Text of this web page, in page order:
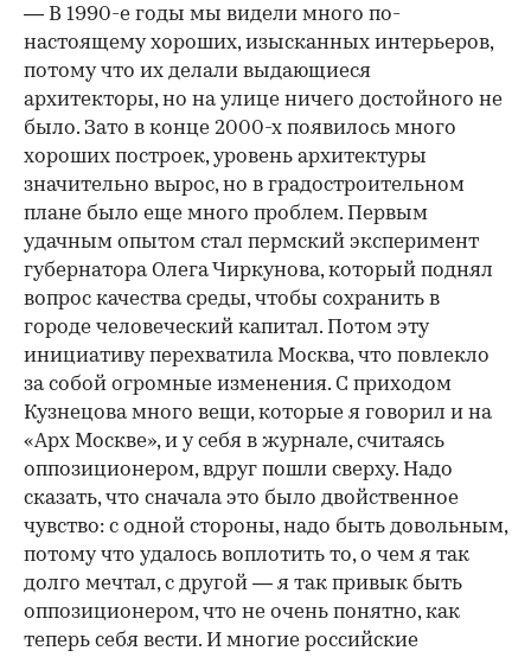
— В 1990-е годы мы видели много по-
настоящему хороших, изысканных интерьеров,
потому что их делали выдающиеся
архитекторы, но на улице ничего достойного не
было. Зато в конце 2000-х появилось много
хороших построек, уровень архитектуры
значительно вырос, но в градостроительном
плане было еще много проблем. Первым
удачным опытом стал пермский эксперимент
губернатора Олега Чиркунова, который поднял
вопрос качества среды, чтобы сохранить в
городе человеческий капитал. Потом эту
инициативу перехватила Москва, что повлекло
за собой огромные изменения. С приходом
Кузнецова много вещи, которые я говорил и на
«Арх Москве», и у себя в журнале, считаясь
оппозиционером, вдруг пошли сверху. Надо
сказать, что сначала это было двойственное
чувство: с одной стороны, надо быть довольным,
потому что удалось воплотить то, о чем я так
долго мечтал, с другой — я так привык быть
оппозиционером, что не очень понятно, как
теперь себя вести. И многие российские